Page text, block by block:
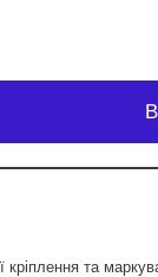
кріплення та